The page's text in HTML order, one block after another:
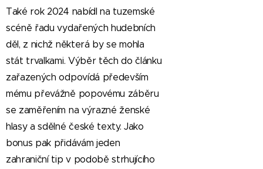
Také rok 2024 nabídl na tuzemské
scéně řadu vydařených hudebních
děl, z nichž některá by se mohla
stát trvalkami. Výběr těch do článku
zařazených odpovídá především
mému převážně popovému záběru
se zaměřením na výrazné ženské
hlasy a sdělné české texty. Jako
bonus pak přidávám jeden
zahraniční tip v podobě strhujícího